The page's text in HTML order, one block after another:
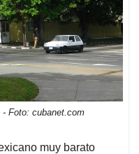
- Foto: cubanet.com
muy barato